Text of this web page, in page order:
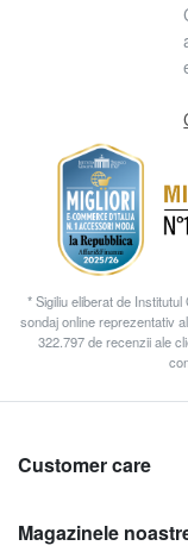
* Sigiliu eliberat de
sondaj online reprezentativ
322.797 de recenzii ale
Customer care
Magazinele